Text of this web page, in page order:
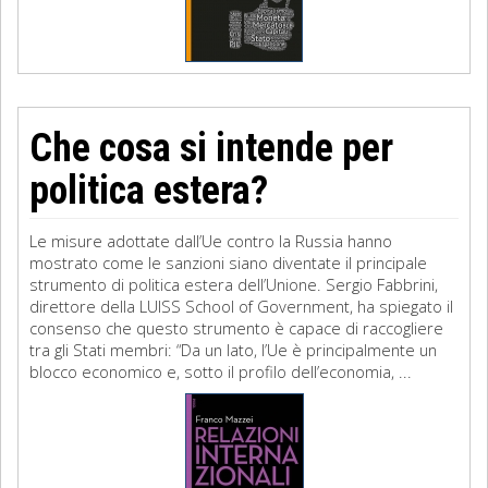
Che cosa si intende per
politica estera?
Le misure adottate dall’Ue contro la Russia hanno
mostrato come le sanzioni siano diventate il principale
strumento di politica estera dell’Unione. Sergio Fabbrini,
direttore della LUISS School of Government, ha spiegato il
consenso che questo strumento è capace di raccogliere
tra gli Stati membri: “Da un lato, l’Ue è principalmente un
blocco economico e, sotto il profilo dell’economia, ...